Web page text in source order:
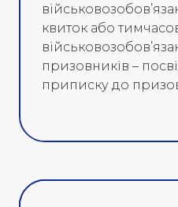
квиток або
призовників –
приписку до